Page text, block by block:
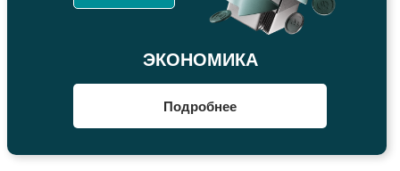
ЭКОНОМИКА
Подробнее